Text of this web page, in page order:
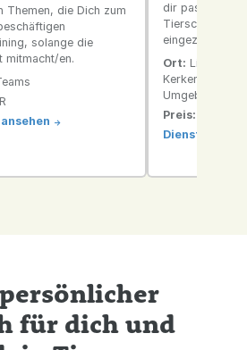
Themen, die Dich zum
solange die
mitmacht/en.
->
dir passen
eingezogen
Fragen? Bei mir darfst du alle Fragen
und
bekommst
an die Hand.
achten
harmonischen
Ort: Linker
Kerken,
Umgebung)
Preis:
für dich und